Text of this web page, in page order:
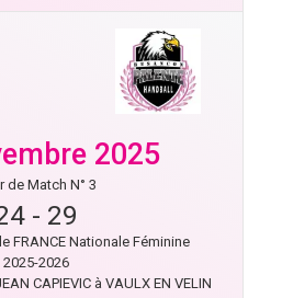
2025
de Match N° 3
- 29
FRANCE Nationale Féminine
2025-2026
CAPIEVIC à VAULX EN VELIN